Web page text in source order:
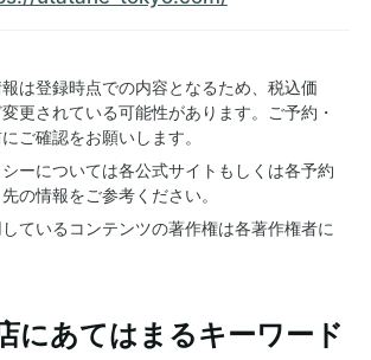
は登録時点での内容となるため、税込価
更されている可能性があります。ご予約・
ご確認をお願いします。
ーについては各公式サイトもしくは各予約
の情報をご参考ください。
ているコンテンツの著作権は各著作権者に
にあてはまるキーワード